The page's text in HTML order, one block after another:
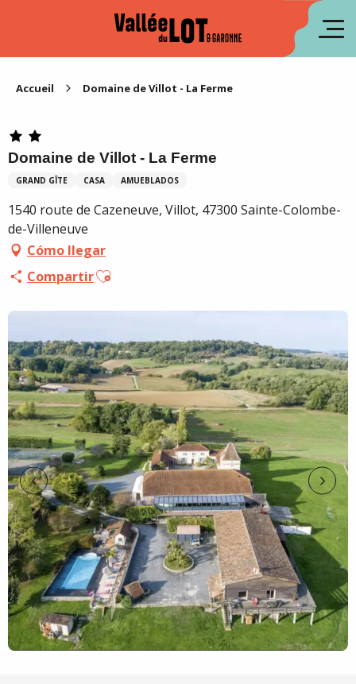
Accueil Domaine de Villot - La Ferme
Domaine de Villot - La Ferme
GRAND GÎTE CASA AMUEBLADOS
1540 route de Cazeneuve, Villot, 47300 Sainte-Colombe-
de-Villeneuve
Cómo llegar
CompartirAjouter aux favoris